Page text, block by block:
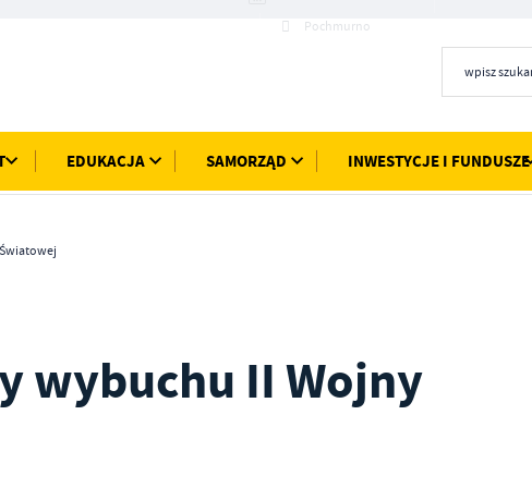
Pochmurno
EDUKACJA SAMORZĄD INWESTYCJE I FUNDUSZE
wybuchu II Wojny